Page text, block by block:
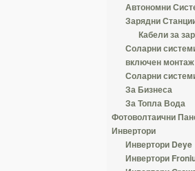
Автономни
Зарядни
Кабели за
Соларни
включен монтаж
Соларни
За Бизнеса
За Топла Вода
Фотоволтаични
Инвертори
Инвертори Deye
Инвертори